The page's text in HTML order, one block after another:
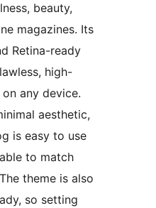
beauty,
magazines. Its
Retina-ready
high-
any device.
aesthetic,
is easy to use
to match
theme is also
so setting